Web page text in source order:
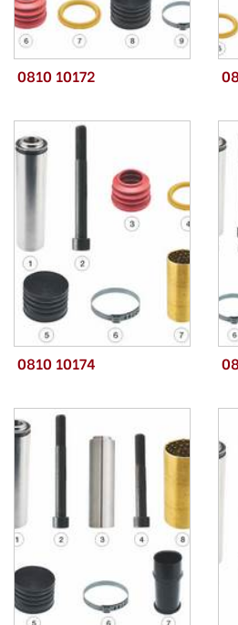
0810 10172
0810 10174